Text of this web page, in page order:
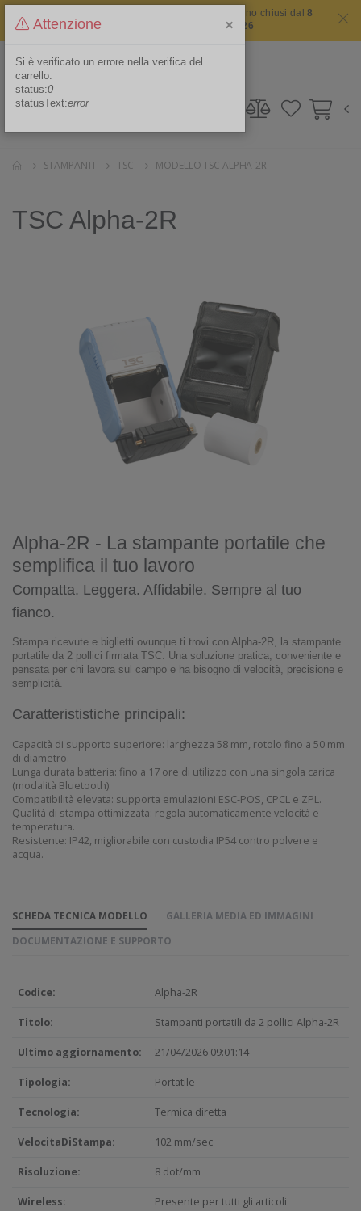
Il sito non chiude mai ma i nostri uffici saranno chiusi dal8
agosto 2026 al 16 agosto 2026
Area Riservata
STAMPANTI TSC MODELLO TSC ALPHA-2R
TSC Alpha-2R
Alpha-2R - La stampante portatile che
semplifica il tuo lavoro
Compatta. Leggera. Affidabile. Sempre al tuo
fianco.
Stampa ricevute e biglietti ovunque ti trovi con Alpha-2R, la stampante
portatile da 2 pollici firmata TSC. Una soluzione pratica, conveniente e
pensata per chi lavora sul campo e ha bisogno di velocità, precisione e
semplicità.
Caratterististiche principali:
Capacità di supporto superiore: larghezza 58 mm, rotolo fino a 50 mm
di diametro.
Lunga durata batteria: fino a 17 ore di utilizzo con una singola carica
(modalità Bluetooth).
Compatibilità elevata: supporta emulazioni ESC-POS, CPCL e ZPL.
Qualità di stampa ottimizzata: regola automaticamente velocità e
temperatura.
Resistente: IP42, migliorabile con custodia IP54 contro polvere e
acqua.
SCHEDA TECNICA MODELLO
GALLERIA MEDIA ED IMMAGINI
DOCUMENTAZIONE E SUPPORTO
Codice: Alpha-2R
Titolo: Stampanti portatili da 2 pollici Alpha-2R
Ultimo aggiornamento: 21/04/2026 09:01:14
Tipologia: Portatile
Tecnologia: Termica diretta
VelocitaDiStampa: 102 mm/sec
Risoluzione: 8 dot/mm
Wireless: Presente per tutti gli articoli
Attenzione ×
Si è verificato un errore nella verifica del
carrello.
status:0
statusText:error